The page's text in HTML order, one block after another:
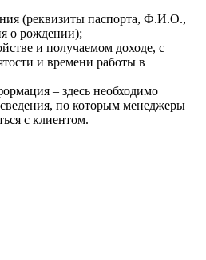
(реквизиты паспорта, Ф.И.О.,
о рождении);
и получаемом доходе, с
и времени работы в
– здесь необходимо
по которым менеджеры
с клиентом.